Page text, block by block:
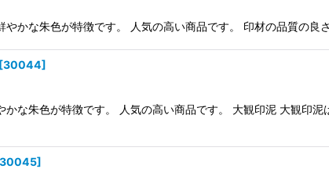
やかな朱色が特徴です。 人気の高い商品です。 印材の品質の
[30044]
かな朱色が特徴です。 人気の高い商品です。 大観印泥 大観印
30045]